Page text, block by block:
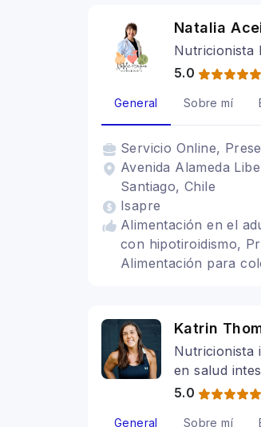
Natalia
Nutricionista
5.0
General Sobre mí
Servicio Online,
Avenida Alameda
Santiago, Chile
Isapre
Alimentación en el
con hipotiroidismo,
Alimentación para
Katrin
Nutricionista
en salud
5.0
General Sobre mí